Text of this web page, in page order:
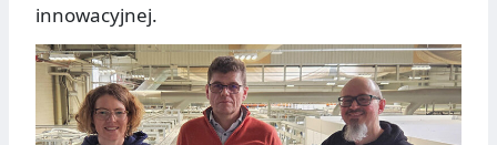
innowacyjnej.